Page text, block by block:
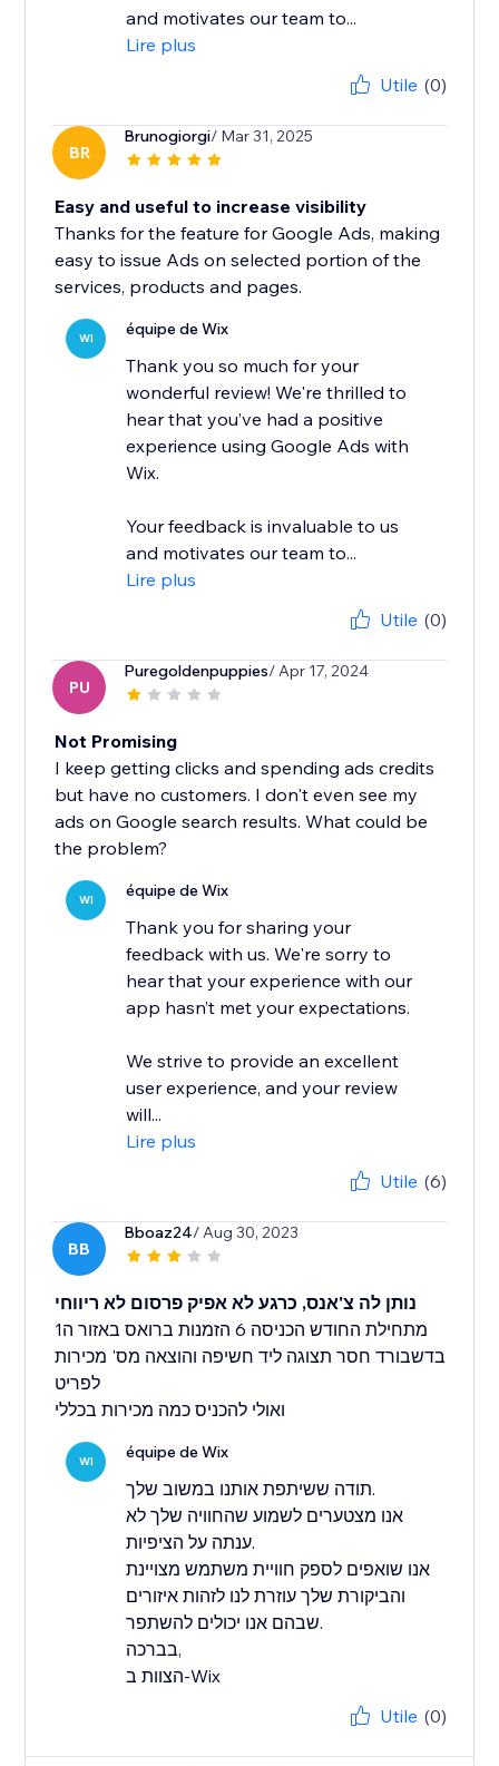
and motivates our team to...
Lire plus
Utile (0)
BR
Brunogiorgi/ Mar 31, 2025
Easy and useful to increase visibility
Thanks for the feature for Google Ads, making
easy to issue Ads on selected portion of the
services, products and pages.
WI équipe de Wix
Thank you so much for your
wonderful review! We're thrilled to
hear that you’ve had a positive
experience using Google Ads with
Wix.
Your feedback is invaluable to us
and motivates our team to...
Lire plus
Utile (0)
PU
Puregoldenpuppies/ Apr 17, 2024
Not Promising
I keep getting clicks and spending ads credits
but have no customers. I don't even see my
ads on Google search results. What could be
the problem?
WI équipe de Wix
Thank you for sharing your
feedback with us. We're sorry to
hear that your experience with our
app hasn’t met your expectations.
We strive to provide an excellent
user experience, and your review
will...
Lire plus
Utile (6)
BB
Bboaz24/ Aug 30, 2023
נותן לה צ'אנס, כרגע לא אפיק פרסום לא ריווחי
מתחילת החודש הכניסה 6 הזמנות ברואס באזור ה1
בדשבורד חסר תצוגה ליד חשיפה והוצאה מס' מכירות
לפריט
ואולי להכניס כמה מכירות בכללי
WI équipe de Wix
תודה ששיתפת אותנו במשוב שלך.
אנו מצטערים לשמוע שהחוויה שלך לא
ענתה על הציפיות.
אנו שואפים לספק חוויית משתמש מצויינת
והביקורת שלך עוזרת לנו לזהות איזורים
שבהם אנו יכולים להשתפר.
בברכה,
הצוות ב-Wix
Utile (0)